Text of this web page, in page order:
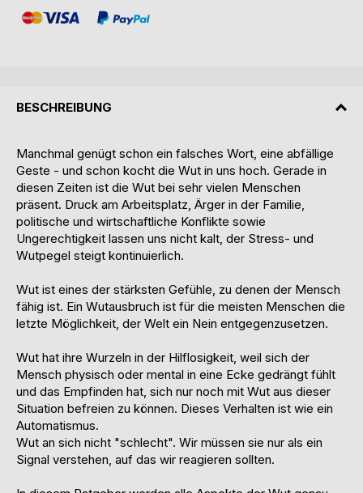
BESCHREIBUNG
Manchmal genügt schon ein falsches Wort, eine abfällige
Geste - und schon kocht die Wut in uns hoch. Gerade in
diesen Zeiten ist die Wut bei sehr vielen Menschen
präsent. Druck am Arbeitsplatz, Ärger in der Familie,
politische und wirtschaftliche Konflikte sowie
Ungerechtigkeit lassen uns nicht kalt, der Stress- und
Wutpegel steigt kontinuierlich.
Wut ist eines der stärksten Gefühle, zu denen der Mensch
fähig ist. Ein Wutausbruch ist für die meisten Menschen die
letzte Möglichkeit, der Welt ein Nein entgegenzusetzen.
Wut hat ihre Wurzeln in der Hilflosigkeit, weil sich der
Mensch physisch oder mental in eine Ecke gedrängt fühlt
und das Empfinden hat, sich nur noch mit Wut aus dieser
Situation befreien zu können. Dieses Verhalten ist wie ein
Automatismus.
Wut an sich nicht "schlecht". Wir müssen sie nur als ein
Signal verstehen, auf das wir reagieren sollten.